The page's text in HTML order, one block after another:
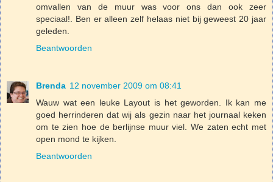
omvallen van de muur was voor ons dan ook zeer
speciaal!. Ben er alleen zelf helaas niet bij geweest 20 jaar
geleden.
Beantwoorden
Brenda 12 november 2009 om 08:41
Wauw wat een leuke Layout is het geworden. Ik kan me
goed herrinderen dat wij als gezin naar het journaal keken
om te zien hoe de berlijnse muur viel. We zaten echt met
open mond te kijken.
Beantwoorden